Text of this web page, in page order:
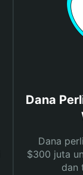
Dana
Dana
$300 juta
dan